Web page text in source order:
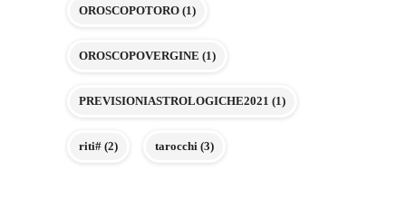
OROSCOPOTORO (1)
OROSCOPOVERGINE (1)
PREVISIONIASTROLOGICHE2021 (1)
riti# (2) tarocchi (3)